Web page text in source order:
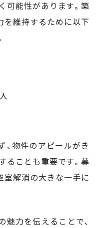
可能性があります。築
を維持するために以下
、物件のアピールがき
ることも重要です。募
室解消の大きな一手に
魅力を伝えることで、